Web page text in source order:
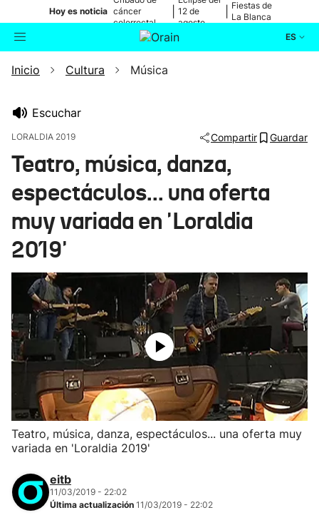
Hoy es noticia cáncer
colorrectal
12 de
agosto
Fiestas de
La Blanca
ES
Buscador Actualidad
Ikusmiran
Eguraldia
Inicio Cultura Música
Escuchar
LORALDIA 2019 Compartir Guardar
Teatro, música, danza,
espectáculos... una oferta
muy variada en 'Loraldia
2019'
Teatro, música, danza, espectáculos... una oferta muy
variada en 'Loraldia 2019'
eitb
11/03/2019 - 22:02
Última actualización 11/03/2019 - 22:02